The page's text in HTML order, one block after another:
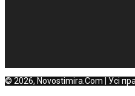
© 2026, Novostimira.Com | Усі